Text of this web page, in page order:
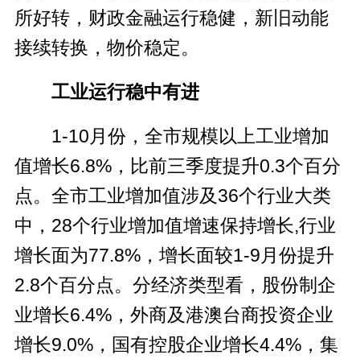
所好转，财政金融运行稳健，新旧动能
接续转换，物价稳定。
工业运行稳中有进
1-10月份，全市规模以上工业增加
值增长6.8%，比前三季度提升0.3个百分
点。全市工业增加值涉及36个行业大类
中，28个行业增加值增速保持增长,行业
增长面为77.8%，增长面较1-9月份提升
2.8个百分点。分经济类型看，股份制企
业增长6.4%，外商及港澳台商投资企业
增长9.0%，国有控股企业增长4.4%，集